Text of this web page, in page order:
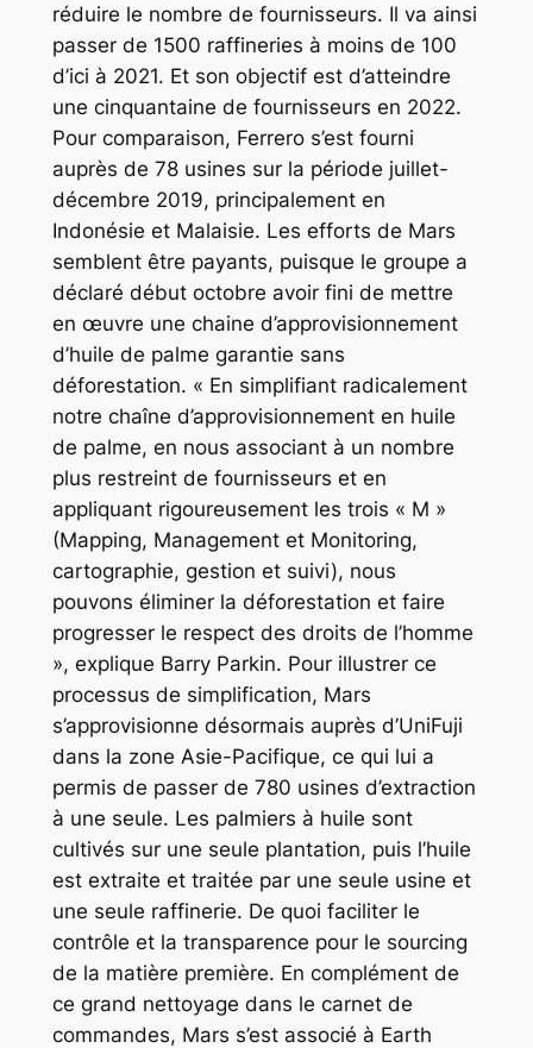
réduire le nombre de fournisseurs. Il va ainsi
passer de 1500 raffineries à moins de 100
d’ici à 2021. Et son objectif est d’atteindre
une cinquantaine de fournisseurs en 2022.
Pour comparaison, Ferrero s’est fourni
auprès de 78 usines sur la période juillet-
décembre 2019, principalement en
Indonésie et Malaisie. Les efforts de Mars
semblent être payants, puisque le groupe a
déclaré début octobre avoir fini de mettre
en œuvre une chaine d’approvisionnement
d’huile de palme garantie sans
déforestation. « En simplifiant radicalement
notre chaîne d’approvisionnement en huile
de palme, en nous associant à un nombre
plus restreint de fournisseurs et en
appliquant rigoureusement les trois « M »
(Mapping, Management et Monitoring,
cartographie, gestion et suivi), nous
pouvons éliminer la déforestation et faire
progresser le respect des droits de l’homme
», explique Barry Parkin. Pour illustrer ce
processus de simplification, Mars
s’approvisionne désormais auprès d’UniFuji
dans la zone Asie-Pacifique, ce qui lui a
permis de passer de 780 usines d’extraction
à une seule. Les palmiers à huile sont
cultivés sur une seule plantation, puis l’huile
est extraite et traitée par une seule usine et
une seule raffinerie. De quoi faciliter le
contrôle et la transparence pour le sourcing
de la matière première. En complément de
ce grand nettoyage dans le carnet de
commandes, Mars s’est associé à Earth